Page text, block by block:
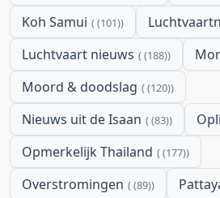
Koh Samui (101)
Luchtvaart nieuws (188)
Moord & doodslag (120)
Nieuws uit de Isaan (83)
Opmerkelijk Thailand (177)
Overstromingen (89)